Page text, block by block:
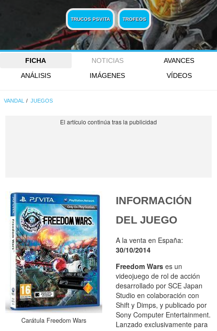
TRUCOS PSVITA TROFEOS
FICHA NOTICIAS
AVANCES
ANÁLISIS
IMÁGENES VÍDEOS
VANDAL JUEGOS
Carátula Freedom Wars
INFORMACIÓN
DEL JUEGO
A la venta en España:
30/10/2014
Freedom Wars es un
videojuego de rol de acción
desarrollado por SCE Japan
Studio en colaboración con
Shift y Dimps, y publicado por
Sony Computer Entertainment.
Lanzado exclusivamente para